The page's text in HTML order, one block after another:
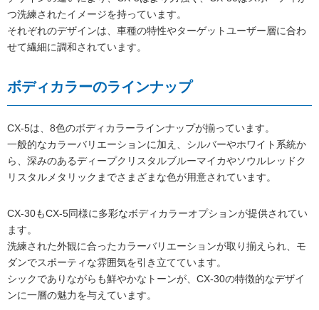
つ洗練されたイメージを持っています。
それぞれのデザインは、車種の特性やターゲットユーザー層に合わ
せて繊細に調和されています。
ボディカラーのラインナップ
CX-5は、8色のボディカラーラインナップが揃っています。
一般的なカラーバリエーションに加え、シルバーやホワイト系統か
ら、深みのあるディープクリスタルブルーマイカやソウルレッドク
リスタルメタリックまでさまざまな色が用意されています。
CX-30もCX-5同様に多彩なボディカラーオプションが提供されてい
ます。
洗練された外観に合ったカラーバリエーションが取り揃えられ、モ
ダンでスポーティな雰囲気を引き立てています。
シックでありながらも鮮やかなトーンが、CX-30の特徴的なデザイ
ンに一層の魅力を与えています。